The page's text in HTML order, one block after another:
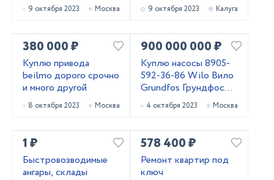
9 октября 2023 Москва 9 октября 2023 Калуга
380 000 ₽
Куплю привода
beilmo дорого срочно
и много другой
8 октября 2023 Москва
900 000 000 ₽
Куплю насосы 8905-
592-36-86 Wilo Вило
Grundfos Грундфос
Dap Дап. и другие м
4 октября 2023 Москва
1 ₽
Быстровозводимые
ангары, склады
578 400 ₽
Ремонт квартир под
ключ